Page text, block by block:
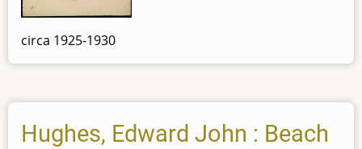
circa 1925-1930
Hughes, Edward John : Beach